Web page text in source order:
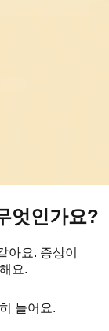
엇인가요?
아요. 증상이
요.
늘어요.